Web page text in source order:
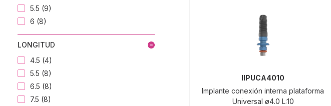
5.5 (9)
6 (8)
LONGITUD
4.5 (4)
5.5 (8)
6.5 (8)
7.5 (8)
IIPUCA4010
Implante conexión interna plataforma
Universal ø4.0 L:10